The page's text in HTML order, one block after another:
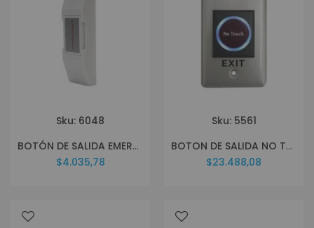
Sku: 6048
BOTÓN DE SALIDA EMERGENCIA SAT P5
$4.035,78
Sku: 5561
BOTON DE SALIDA NO TOUCH SAT MR11
$23.488,08